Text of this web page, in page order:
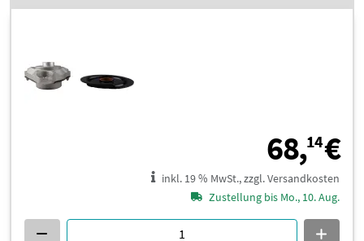
68,14€
inkl. 19 % MwSt., zzgl. Versandkosten
Zustellung bis Mo., 10. Aug.